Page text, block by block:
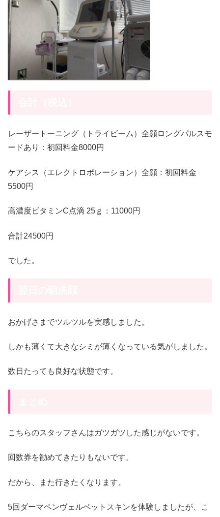
レーザートーニング（トライビーム）全顔ロングパルスモ
ードあり：初回料金8000円
ケアシス（エレクトロポレーション）全顔：初回料金
5500円
高濃度ビタミンC点滴 25ｇ：11000円
合計24500円
でした。
おかげさまでツルツルを実感しました。
しかも薄くて大きなシミが薄くなっている気がしました。
数日たっても良好な状態です。
こちらのスタッフさんはガツガツした感じがないです。
回数券を勧めてきたりもないです。
だから、また行きたくなります。
5回ダーマペンヴェルベットスキンを体験しましたが、こ